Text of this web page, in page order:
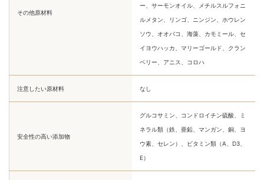
その他原材料
ー、サーモンオイル、メチルスルフォニ
ルメタン、リンゴ、ニンジン、ホウレン
ソウ、オオバコ、海藻、カモミール、セ
イヨウハッカ、マリーゴールド、クラン
ベリー、アニス、コロハ
注意したい原材料 なし
安全性の高い添加物
グルコサミン、コンドロイチン硫酸、ミ
ネラル類（鉄、亜鉛、マンガン、銅、ヨ
ウ素、セレン）、ビタミン類（A、D3、
E）